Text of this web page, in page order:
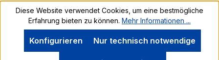
Diese Website verwendet Cookies, um eine bestmögliche
Erfahrung bieten zu können. Mehr Informationen ...
Nur technisch notwendige
Konfigurieren